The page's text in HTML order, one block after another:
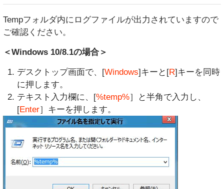
Tempフォルダ内にログファイルが出力されていますので
ご確認ください。
＜Windows 10/8.1の場合＞
デスクトップ画面で、[Windows]キーと[R]キーを同時
に押します。
テキスト入力欄に、[%temp%］と半角で入力し、
[Enter］キーを押します。